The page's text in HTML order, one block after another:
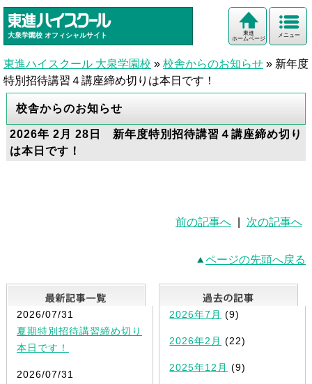
大泉学園校 オフィシャルサイト メニュー
東進
ホームページ
東進ハイスクール 大泉学園校 » 校舎からのお知らせ » 新年度
特別招待講習４講座締め切りは本日です！
校舎からのお知らせ
2026年 2月 28日 新年度特別招待講習４講座締め切り
は本日です！
前の記事へ 次の記事へ
ページの先頭へ戻る
最新記事一覧
2026/07/31
夏期特別招待講習締め切り
本日です！
2026/07/31
2026年7月 (9)
2026年2月 (22)
2025年12月 (9)